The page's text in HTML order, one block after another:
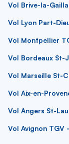
Vol Brive-la-
Vol Lyon Part-
Vol Montpellier
Vol Bordeaux St-
Vol Marseille St-
Vol Aix-en-
Vol Angers St-
Vol Avignon TGV